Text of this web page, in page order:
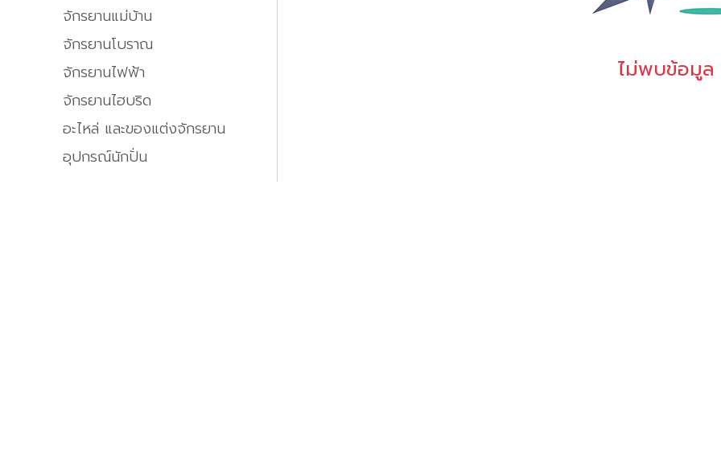
จักรยานแม่บ้าน
จักรยานโบราณ
จักรยานไฟฟ้า
จักรยานไฮบริด
อะไหล่ และของแต่งจักรยาน
อุปกรณ์นักปั่น
ไม่พบข้อมูล